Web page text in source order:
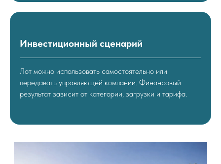
Инвестиционный сценарий
Лот можно использовать самостоятельно или
передавать управляющей компании. Финансовый
результат зависит от категории, загрузки и тарифа.